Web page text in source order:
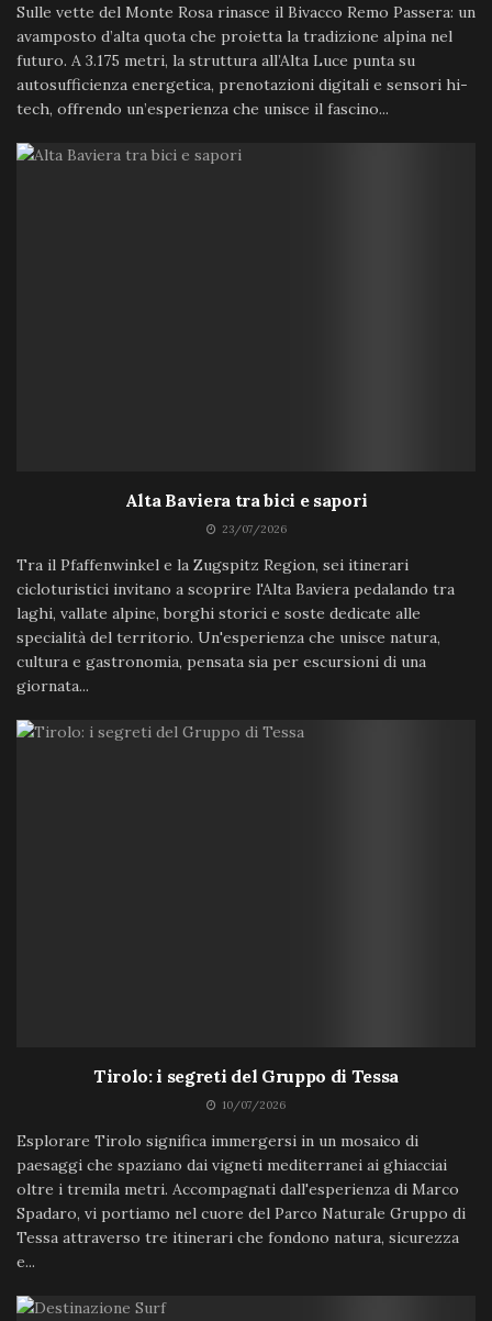
Sulle vette del Monte Rosa rinasce il Bivacco Remo Passera: un
avamposto d’alta quota che proietta la tradizione alpina nel
futuro. A 3.175 metri, la struttura all’Alta Luce punta su
autosufficienza energetica, prenotazioni digitali e sensori hi-
tech, offrendo un’esperienza che unisce il fascino...
Alta Baviera tra bici e sapori
23/07/2026
Tra il Pfaffenwinkel e la Zugspitz Region, sei itinerari
cicloturistici invitano a scoprire l'Alta Baviera pedalando tra
laghi, vallate alpine, borghi storici e soste dedicate alle
specialità del territorio. Un'esperienza che unisce natura,
cultura e gastronomia, pensata sia per escursioni di una
giornata...
Tirolo: i segreti del Gruppo di Tessa
10/07/2026
Esplorare Tirolo significa immergersi in un mosaico di
paesaggi che spaziano dai vigneti mediterranei ai ghiacciai
oltre i tremila metri. Accompagnati dall'esperienza di Marco
Spadaro, vi portiamo nel cuore del Parco Naturale Gruppo di
Tessa attraverso tre itinerari che fondono natura, sicurezza
e...